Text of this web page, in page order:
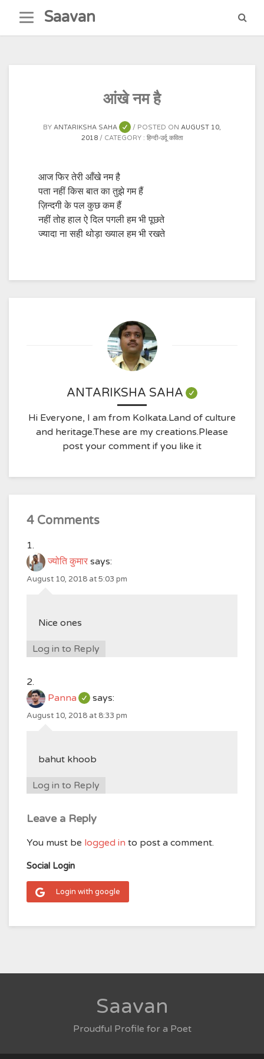
content
Saavan
आंखे नम है
BYANTARIKSHA SAHA POSTED ON AUGUST 10,
2018
CATEGORY : हिन्दी-उर्दू कविता
आज फिर तेरी आँखे नम है
पता नहीं किस बात का तुझे गम हैं
ज़िन्दगी के पल कुछ कम हैं
नहीं तोह हाल ऐ दिल पगली हम भी पूछते
ज्यादा ना सही थोड़ा ख्याल हम भी रखते
ANTARIKSHA SAHA
Hi Everyone, I am from Kolkata.Land of culture
and heritage.These are my creations.Please
post your comment if you like it
4 Comments
ज्योति कुमार says:
August 10, 2018 at 5:03 pm
Nice ones
Log in to Reply
Panna says:
August 10, 2018 at 8:33 pm
bahut khoob
Log in to Reply
Leave a Reply
You must be logged in to post a comment.
Social Login
Login with google
Saavan
Proudful Profile for a Poet